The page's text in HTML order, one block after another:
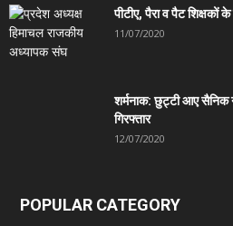
पीटीए, पैरा व पैट शिक्षकों
11/07/2020
शर्मनाक: छुट्टी आए सैनिक
गिरफ्तार
12/07/2020
POPULAR CATEGORY